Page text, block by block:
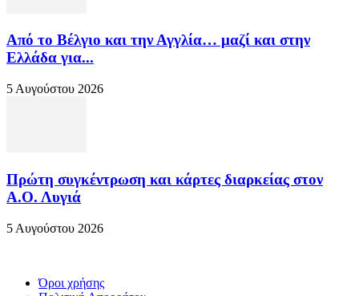
Από το Βέλγιο και την Αγγλία… μαζί και στην
Ελλάδα για...
5 Αυγούστου 2026
Πρώτη συγκέντρωση και κάρτες διαρκείας στον
Α.Ο. Λυγιά
5 Αυγούστου 2026
Όροι χρήσης